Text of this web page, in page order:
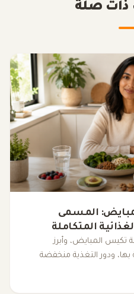
ذات صلة
المسمى
المتكاملة
تكيس المبايض، وأبرز
ودور التغذية منخفضة
والمكملات الغذائية في